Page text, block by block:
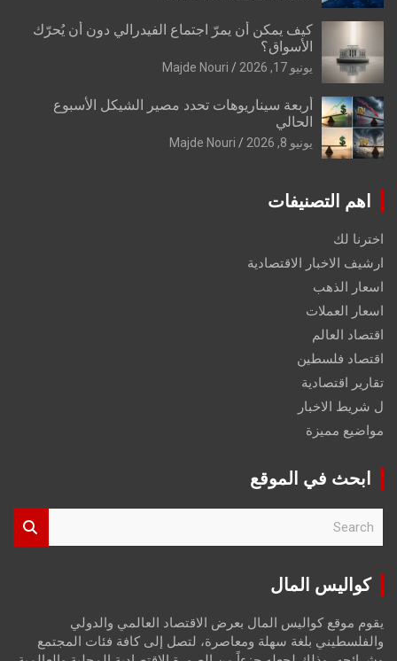
كيف يمكن أن يمرّ اجتماع الفيدرالي دون أن يُحرّك
الأسواق؟
يونيو 17, 2026 Majde Nouri
أربعة سيناريوهات تحدد مصير الشيكل الأسبوع
الحالي
يونيو 8, 2026 Majde Nouri
اهم التصنيفات
اخترنا لك
ارشيف الاخبار الاقتصادية
اسعار الذهب
اسعار العملات
اقتصاد العالم
اقتصاد فلسطين
تقارير اقتصادية
ل شريط الاخبار
مواضيع مميزة
ابحث في الموقع
r
كواليس المال
يقوم موقع كواليس المال بعرض الاقتصاد العالمي والدولي
والفلسطيني بلغة سهلة ومعاصرة، لتصل إلى كافة فئات المجتمع